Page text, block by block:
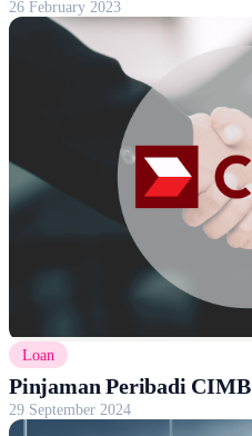
26 February 2023
Loan
Pinjaman Peribadi CIMB
29 September 2024